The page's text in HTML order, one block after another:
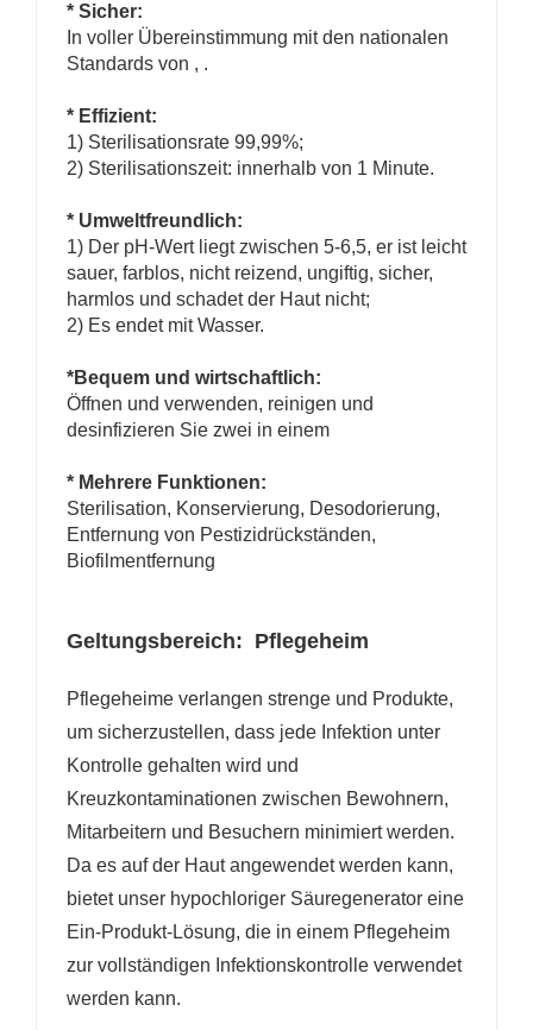
* Sicher:
In voller Übereinstimmung mit den nationalen
Standards von , .
* Effizient:
1) Sterilisationsrate 99,99%;
2) Sterilisationszeit: innerhalb von 1 Minute.
* Umweltfreundlich:
1) Der pH-Wert liegt zwischen 5-6,5, er ist leicht
sauer, farblos, nicht reizend, ungiftig, sicher,
harmlos und schadet der Haut nicht;
2) Es endet mit Wasser.
*Bequem und wirtschaftlich:
Öffnen und verwenden, reinigen und
desinfizieren Sie zwei in einem
* Mehrere Funktionen:
Sterilisation, Konservierung, Desodorierung,
Entfernung von Pestizidrückständen,
Biofilmentfernung
Geltungsbereich: Pflegeheim
Pflegeheime verlangen strenge und Produkte,
um sicherzustellen, dass jede Infektion unter
Kontrolle gehalten wird und
Kreuzkontaminationen zwischen Bewohnern,
Mitarbeitern und Besuchern minimiert werden.
Da es auf der Haut angewendet werden kann,
bietet unser hypochloriger Säuregenerator eine
Ein-Produkt-Lösung, die in einem Pflegeheim
zur vollständigen Infektionskontrolle verwendet
werden kann.